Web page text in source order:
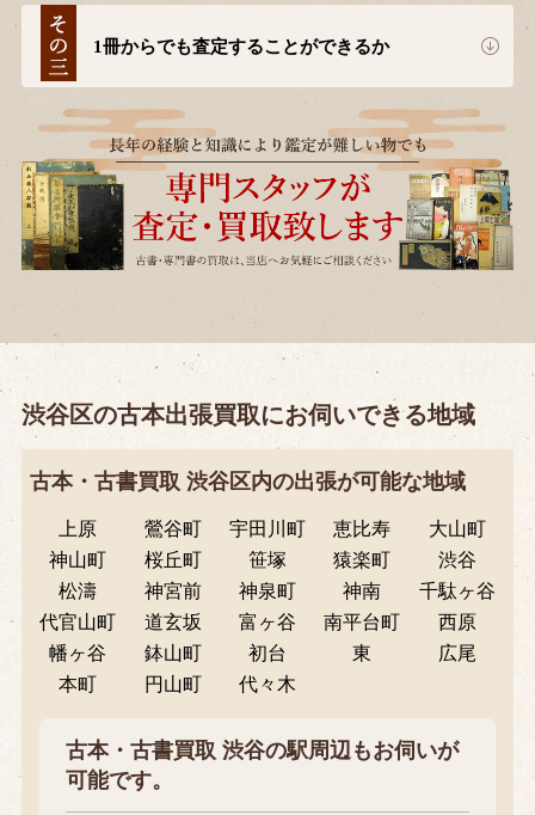
1冊からでも査定することができるか
渋谷区の古本出張買取にお伺いできる地域
古本・古書買取 渋谷区内の出張が可能な地域
上原 鶯谷町 宇田川町 恵比寿
大山町
神山町
桜丘町 笹塚 猿楽町
渋谷
松濤
神宮前 神泉町 神南
千駄ヶ谷
代官山町
道玄坂 富ヶ谷 南平台町
西原
幡ヶ谷
鉢山町 初台 東
広尾
本町
円山町 代々木
古本・古書買取 渋谷の駅周辺もお伺いが
可能です。